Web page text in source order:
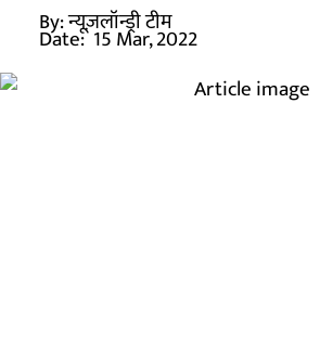
By:न्यूज़लॉन्ड्री टीम
Date: 15 Mar, 2022